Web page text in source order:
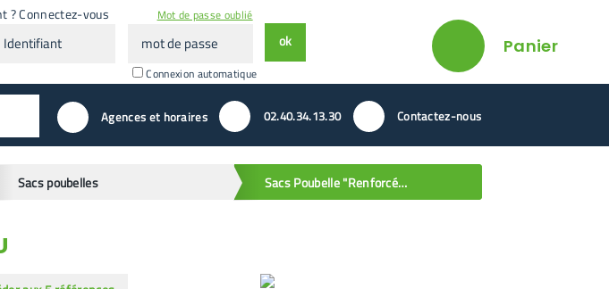
? Connectez-vous
passeConnexion automatique
Mot de passe oublié
ok Panier
valider Agences et horaires 02.40.34.13.30 Contactez-nous
Sacs poubelles Sacs Poubelle "Renforcés" Noirs en Rouleau